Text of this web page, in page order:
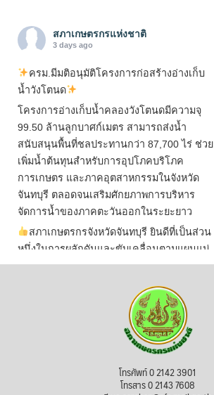
สภาเกษตรกรแห่งชาติ
3 days ago
ครม.มีมติอนุมัติโครงการก่อสร้างอ่างเก็บ
น้ำวังโตนด
โครงการอ่างเก็บน้ำคลองวังโตนดมีความจุ
99.50 ล้านลูกบาศก์เมตร สามารถส่งน้ำ
สนับสนุนพื้นที่ชลประทานกว่า 87,700 ไร่ ช่วย
เพิ่มน้ำต้นทุนสำหรับการอุปโภคบริโภค
การเกษตร และภาคอุตสาหกรรมในจังหวัด
จันทบุรี ตลอดจนเสริมศักยภาพการบริหาร
จัดการน้ำของภาคตะวันออกในระยะยาว
สภาเกษตรกรจังหวัดจันทบุรี ยินดีที่เป็นส่วน
หนึ่งในการผลักดันและขับเคลื่อนตามแผนแม่
บทเพื่อพั ...See More
ไม่สามารถดูเนื้อหานี้ได้ในขณะนี้
สภาเกษตรกรแห่งชาติโทรศัพท์ 0 2142 3901
โทรสาร 0 2143 7608